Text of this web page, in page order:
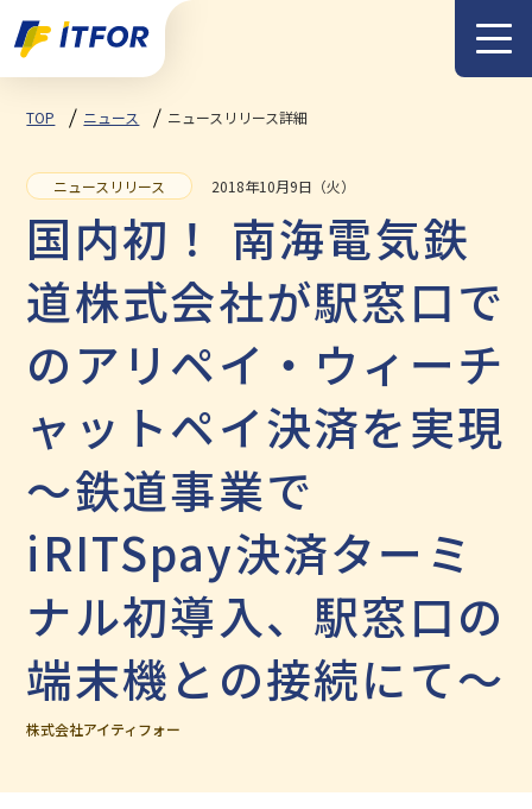
メニュー
TOP ニュース ニュースリリース詳細
ニュースリリース 2018年10月9日（火）
国内初！ 南海電気鉄
道株式会社が駅窓口で
のアリペイ・ウィーチ
ャットペイ決済を実現
～鉄道事業で
iRITSpay決済ターミ
ナル初導入、駅窓口の
端末機との接続にて～
株式会社アイティフォー